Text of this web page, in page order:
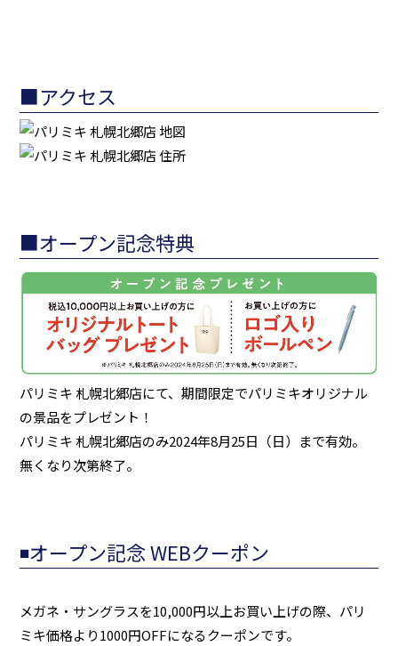
■アクセス
■オープン記念特典
パリミキ 札幌北郷店にて、期間限定でパリミキオリジナル
の景品をプレゼント！
パリミキ 札幌北郷店のみ2024年8月25日（日）まで有効。
無くなり次第終了。
◾️オープン記念 WEBクーポン
メガネ・サングラスを10,000円以上お買い上げの際、パリ
ミキ価格より1000円OFFになるクーポンです。